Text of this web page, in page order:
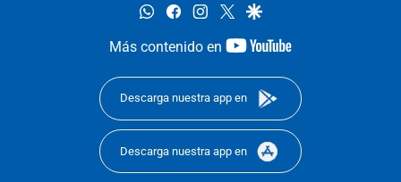
whatsappfacebookinstagram
twittergoogle
Más contenido en
youtube-
Descarga nuestra app en
Descarga nuestra app en